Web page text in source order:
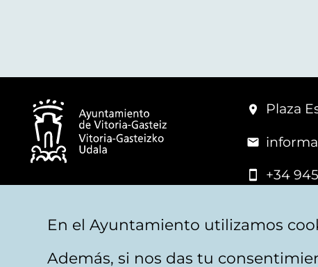
Plaza
+34
En el Ayuntamiento utilizamos
Además, si nos das tu